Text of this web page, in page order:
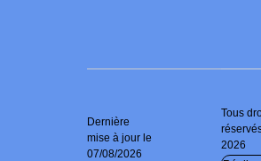
Dernière
mise à jour le
07/08/2026
Tous
2026